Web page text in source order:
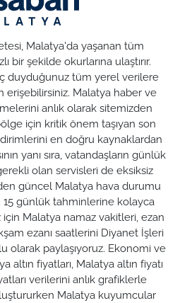
Malatya'da yaşanan tüm
bir şekilde okurlarına ulaştırır.
duyduğunuz tüm yerel verilere
Malatya haber ve
anlık olarak sitemizden
için kritik önem taşıyan son
en doğru kaynaklardan
yanı sıra, vatandaşların günlük
olan servisleri de eksiksiz
güncel Malatya hava durumu
günlük tahminlerine kolayca
için Malatya namaz vakitleri, ezan
ezanı saatlerini Diyanet İşleri
olarak paylaşıyoruz. Ekonomi ve
altın fiyatları, Malatya altın fiyatı
verilerini anlık grafiklerle
Malatya kuyumcular